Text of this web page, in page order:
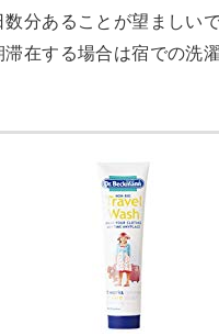
分あることが望ましいで
滞在する場合は宿での洗